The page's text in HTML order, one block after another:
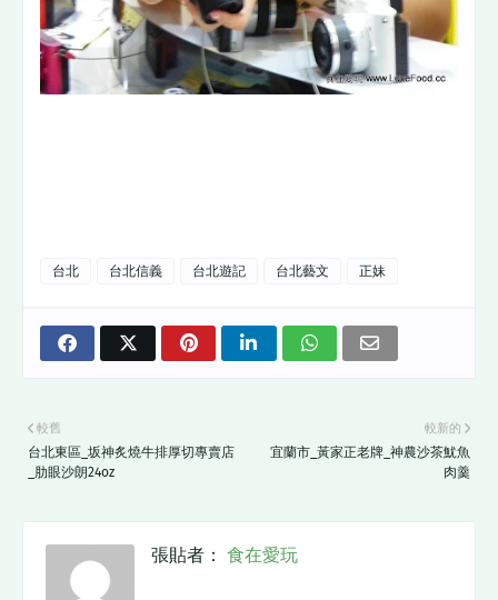
台北 台北信義 台北遊記 台北藝文 正妹
較新的
宜蘭市_黃家正老牌_神農沙茶魷魚
肉羹
較舊
台北東區_坂神炙燒牛排厚切專賣店
_肋眼沙朗24oz
張貼者： 食在愛玩